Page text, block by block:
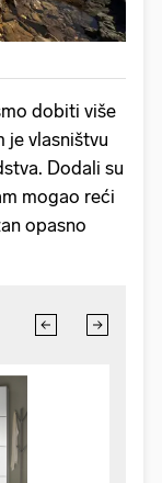
dobiti više
je vlasništvu
Dodali su
mogao reći
opasno